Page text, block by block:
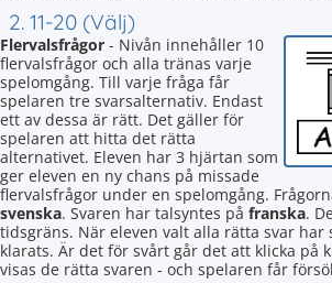
2. 11-20 (Välj)
Flervalsfrågor - Nivån innehåller 10
flervalsfrågor och alla tränas varje
spelomgång. Till varje fråga får
spelaren tre svarsalternativ. Endast
ett av dessa är rätt. Det gäller för
spelaren att hitta det rätta
alternativet. Eleven har 3 hjärtan som
ger eleven en ny chans på missade
flervalsfrågor under en spelomgång.
svenska. Svaren har talsyntes på franska.
tidsgräns. När eleven valt alla rätta svar har
klarats. Är det för svårt går det att klicka på
visas de rätta svaren - och spelaren får